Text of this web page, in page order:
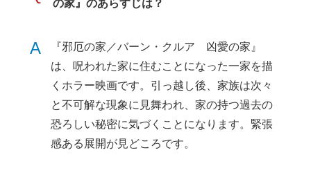
の家』のあらすじは？
A
『邪厄の家／バーン・クルア 凶愛の家』
は、呪われた家に住むことになった一家を描
くホラー映画です。引っ越し後、家族は次々
と不可解な現象に見舞われ、家の持つ過去の
恐ろしい秘密に気づくことになります。緊張
感ある展開が見どころです。